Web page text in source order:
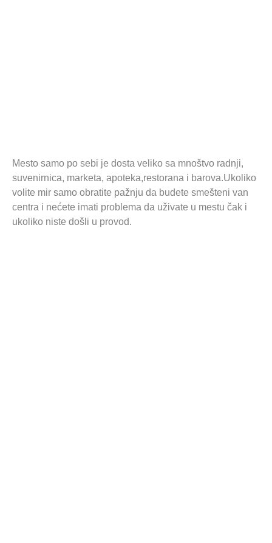
Mesto samo po sebi je dosta veliko sa mnoštvo radnji,
suvenirnica, marketa, apoteka,restorana i barova.Ukoliko
volite mir samo obratite pažnju da budete smešteni van
centra i nećete imati problema da uživate u mestu čak i
ukoliko niste došli u provod.